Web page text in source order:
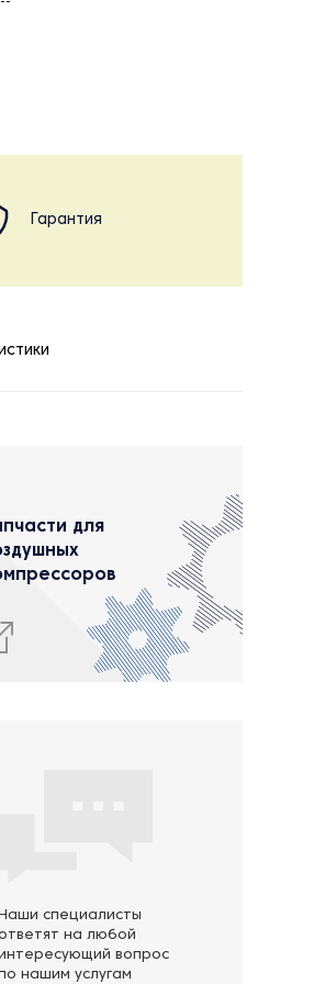
Гарантия
для
Наши специалисты
на любой
вопрос
нашим услугам